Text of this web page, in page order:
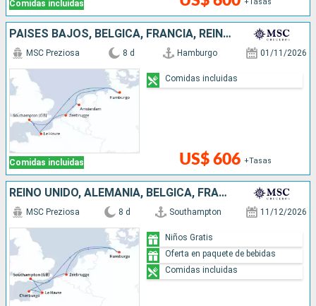
Comidas incluidas +Tasas
PAISES BAJOS, BÉLGICA, FRANCIA, REINO UNIDO, ALEMANIA
Comidas incluidas
MSC Preziosa 8 d Hamburgo 01/11/2026
US$ 606 +Tasas
Comidas incluidas
REINO UNIDO, ALEMANIA, BÉLGICA, FRANCIA
MSC Preziosa 8 d Southampton 11/12/2026
Niños Gratis
Oferta en paquete de bebidas
Comidas incluidas